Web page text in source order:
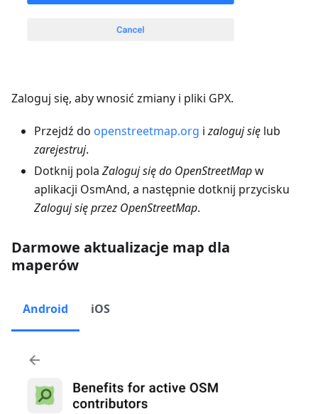
Zaloguj się, aby wnosić zmiany i pliki GPX.
Przejdź do openstreetmap.org izaloguj się lub
zarejestruj.
Dotknij pola Zaloguj się do OpenStreetMapw
aplikacji OsmAnd, a następnie dotknij przycisku
Zaloguj się przez OpenStreetMap.
Darmowe aktualizacje map dla
maperów
Android iOS